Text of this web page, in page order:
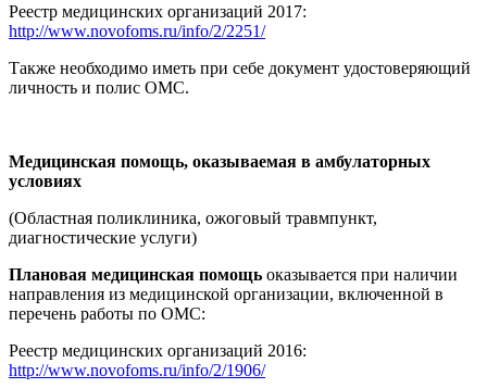
Реестр медицинских организаций 2017:
http://www.novofoms.ru/info/2/2251/
Также необходимо иметь при себе документ удостоверяющий
личность и полис ОМС.
Медицинская помощь, оказываемая в амбулаторных
условиях
(Областная поликлиника, ожоговый травмпункт,
диагностические услуги)
Плановая медицинская помощь оказывается при наличии
направления из медицинской организации, включенной в
перечень работы по ОМС:
Реестр медицинских организаций 2016:
http://www.novofoms.ru/info/2/1906/